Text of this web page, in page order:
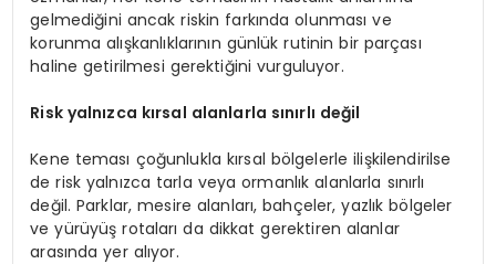
gelmediğini ancak riskin farkında olunması ve
korunma alışkanlıklarının günlük rutinin bir parçası
haline getirilmesi gerektiğini vurguluyor.
Risk yalnızca kırsal alanlarla sınırlı değil
Kene teması çoğunlukla kırsal bölgelerle ilişkilendirilse
de risk yalnızca tarla veya ormanlık alanlarla sınırlı
değil. Parklar, mesire alanları, bahçeler, yazlık bölgeler
ve yürüyüş rotaları da dikkat gerektiren alanlar
arasında yer alıyor.